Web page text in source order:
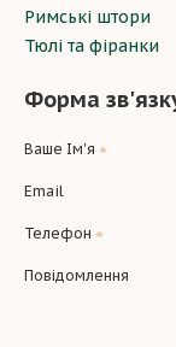
додають
Правильно
дітей.
Римські штори
Тюлі та фіранки
Форма
Ваше Ім'я
Email
Телефон
Повідомлення